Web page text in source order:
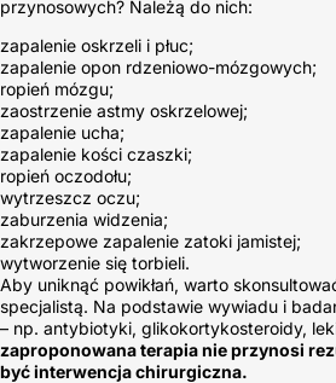
przynosowych? Należą do nich:
zapalenie oskrzeli i płuc;
zapalenie opon rdzeniowo-mózgowych;
ropień mózgu;
zaostrzenie astmy oskrzelowej;
zapalenie ucha;
zapalenie kości czaszki;
ropień oczodołu;
wytrzeszcz oczu;
zaburzenia widzenia;
zakrzepowe zapalenie zatoki jamistej;
wytworzenie się torbieli.
Aby uniknąć powikłań, warto
specjalistą. Na podstawie wywiadu i
– np. antybiotyki, glikokortykosteroidy,
zaproponowana terapia nie przynosi
być interwencja chirurgiczna.